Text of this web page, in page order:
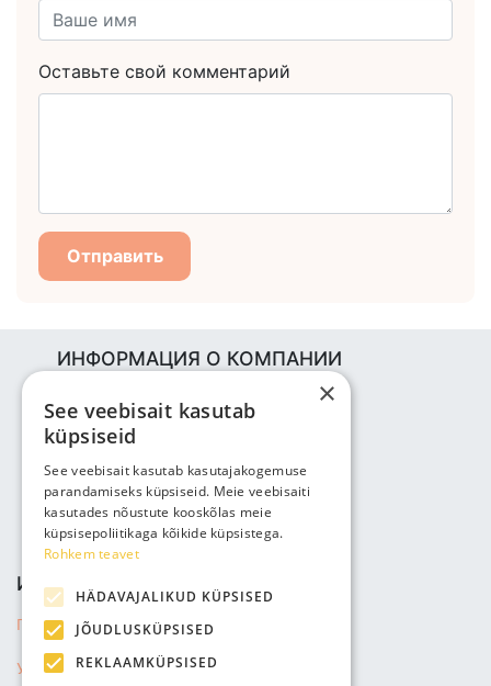
Оставьте свой комментарий
Отправить
ИНФОРМАЦИЯ О КОМПАНИИ
Vabaõhukooli tee 4, Tallinn, 12013
Reg nr: 14690362
НДС: EE102147285
Телефон: +3725143691
info@bjuti.ee
ИНФОРМАЦИЯ
Политика конфиденциальности
Условия продажи
×
See veebisait kasutab
küpsiseid
See veebisait kasutab kasutajakogemuse
parandamiseks küpsiseid. Meie veebisaiti
kasutades nõustute kooskõlas meie
küpsisepoliitikaga kõikide küpsistega.
Rohkem teavet
HÄDAVAJALIKUD KÜPSISED
JÕUDLUSKÜPSISED
REKLAAMKÜPSISED